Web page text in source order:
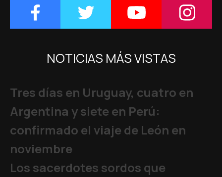
NOTICIAS MÁS VISTAS
Tres días en Uruguay, cuatro en
Argentina y siete en Perú:
confirmado el viaje de León en
noviembre
Los sacerdotes sordos que